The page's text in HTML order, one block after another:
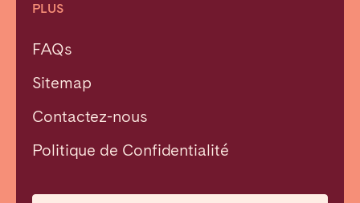
PLUS
FAQs
Sitemap
Contactez-nous
Politique de Confidentialité